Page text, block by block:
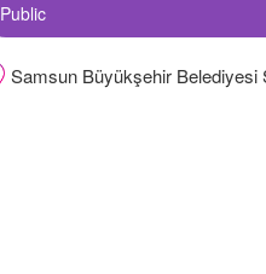
Public
Samsun Büyükşehir